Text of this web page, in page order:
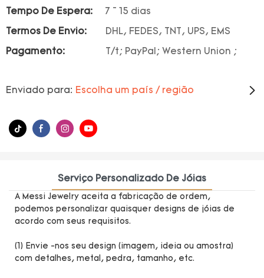
Tempo De Espera: 7 ~ 15 dias
Termos De Envio: DHL, FEDES, TNT, UPS, EMS
Pagamento: T/t; PayPal; Western Union ;
Enviado para: Escolha um país / região
Serviço Personalizado De Jóias
A Messi Jewelry aceita a fabricação de ordem,
podemos personalizar quaisquer designs de jóias de
acordo com seus requisitos.
(1) Envie -nos seu design (imagem, ideia ou amostra)
com detalhes, metal, pedra, tamanho, etc.